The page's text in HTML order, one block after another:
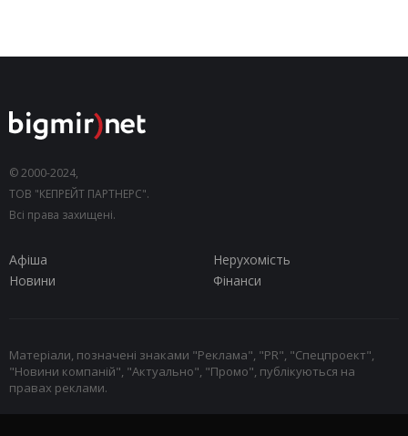
© 2000-2024,
ТОВ "КЕПРЕЙТ ПАРТНЕРС".
Всі права захищені.
Афіша
Нерухомість
Новини
Фінанси
Матеріали, позначені знаками "Реклама", "PR", "Спецпроект",
"Новини компаній", "Актуально", "Промо", публікуються на
правах реклами.